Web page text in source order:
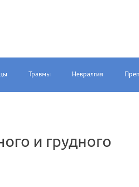
Травмы Невралгия
и грудного